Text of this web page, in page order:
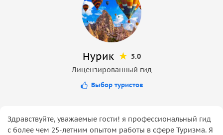
Hурик
5.0
Лицензированный гид
Выбор туристов
Здравствуйте, уважаемые гости! я профессиональный гид
с более чем 25-летним опытом работы в сфере Туризма. Я